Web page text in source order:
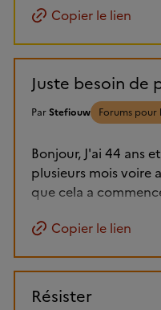
Copier le lien
Juste besoin de
ParStefiouw Forums pour
Bonjour, J'ai 44 ans
plusieurs mois voire
que cela a
Copier le lien
Résister